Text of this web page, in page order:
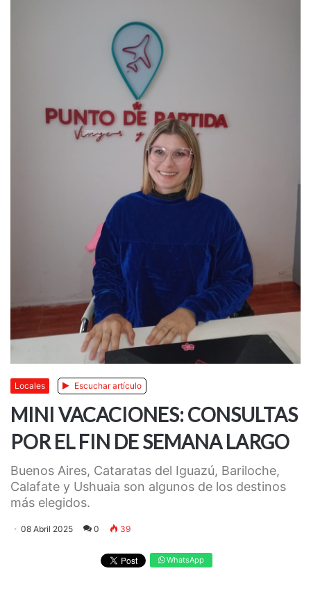
Locales Escuchar artículo
MINI VACACIONES: CONSULTAS
POR EL FIN DE SEMANA LARGO
Buenos Aires, Cataratas del Iguazú, Bariloche,
Calafate y Ushuaia son algunos de los destinos
más elegidos.
08 Abril 2025 0 39
WhatsApp